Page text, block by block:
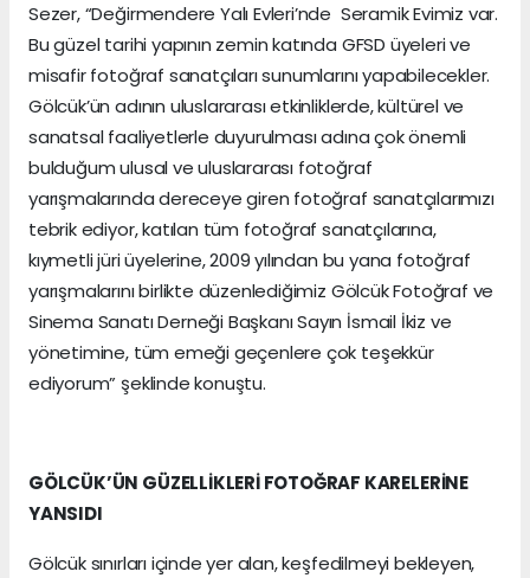
Sezer, “Değirmendere Yalı Evleri’nde Seramik Evimiz var.
Bu güzel tarihi yapının zemin katında GFSD üyeleri ve
misafir fotoğraf sanatçıları sunumlarını yapabilecekler.
Gölcük’ün adının uluslararası etkinliklerde, kültürel ve
sanatsal faaliyetlerle duyurulması adına çok önemli
bulduğum ulusal ve uluslararası fotoğraf
yarışmalarında dereceye giren fotoğraf sanatçılarımızı
tebrik ediyor, katılan tüm fotoğraf sanatçılarına,
kıymetli jüri üyelerine, 2009 yılından bu yana fotoğraf
yarışmalarını birlikte düzenlediğimiz Gölcük Fotoğraf ve
Sinema Sanatı Derneği Başkanı Sayın İsmail İkiz ve
yönetimine, tüm emeği geçenlere çok teşekkür
ediyorum” şeklinde konuştu.
GÖLCÜK’ÜN GÜZELLİKLERİ FOTOĞRAF KARELERİNE
YANSIDI
Gölcük sınırları içinde yer alan, keşfedilmeyi bekleyen,